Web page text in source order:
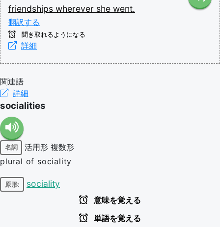
friendships wherever she went.
翻訳する
聞き取れるようになる
詳細
関連語
詳細
socialities
名詞 活用形 複数形
plural of sociality
原形: sociality
意味を覚える
単語を覚える